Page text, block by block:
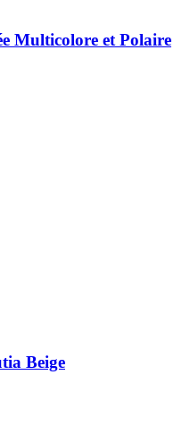
Multicolore et Polaire
Beige